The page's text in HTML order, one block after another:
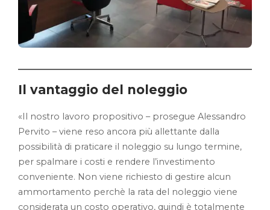
Il vantaggio del noleggio
«Il nostro lavoro propositivo – prosegue Alessandro
Pervito – viene reso ancora più allettante dalla
possibilità di praticare il noleggio su lungo termine,
per spalmare i costi e rendere l’investimento
conveniente. Non viene richiesto di gestire alcun
ammortamento perchè la rata del noleggio viene
considerata un costo operativo, quindi è totalmente